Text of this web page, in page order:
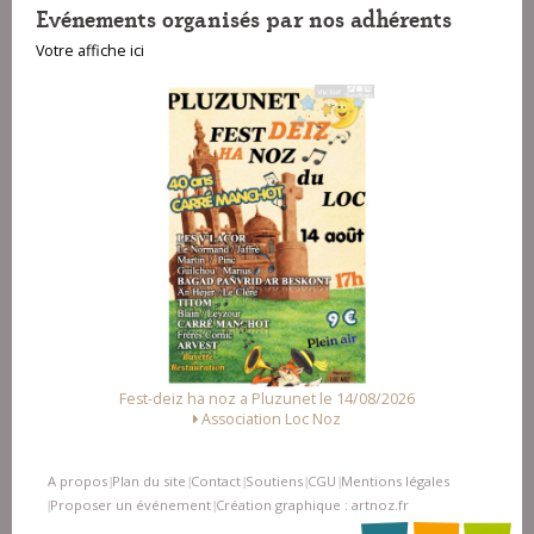
Evénements organisés par nos adhérents
Votre affiche ici
Fest-deiz ha noz a Pluzunet le 14/08/2026
Association Loc Noz
A propos Plan du site Contact Soutiens CGU Mentions légales
Proposer un événement Création graphique : artnoz.fr